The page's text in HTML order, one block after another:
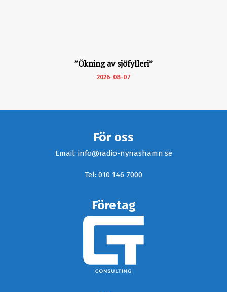
”Ökning av sjöfylleri”
2026-08-07
För oss
Email: info@radio-nynashamn.se
Tel: 010 146 7000
Företag